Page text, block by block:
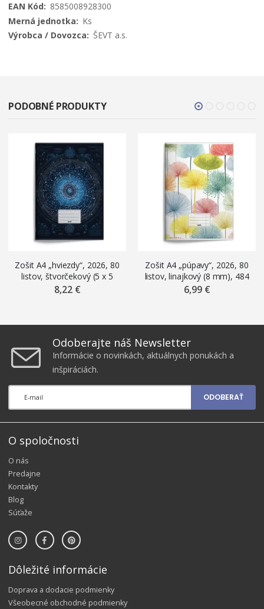
8585008928300
Ks
ŠEVT a.s.
PODOBNÉ PRODUKTY
Zošit A4 „hviezdy“, 2026, 80
listov, štvorčekový (5 x 5
mm), 485
8,22 €
Zošit A4 „púpavy“, 2026, 80
listov, linajkový (8 mm), 484
6,99 €
Odoberajte náš Newsletter
Informácie o novinkách, aktuálnych ponukách a
inšpiráciách.
ODOBERAŤ
O spoločnosti
O nás
Predajne
Kontakty
Blog
Súťaže
Dôležité informácie
Doprava a dodacie podmienky
Všeobecné obchodné podmienky